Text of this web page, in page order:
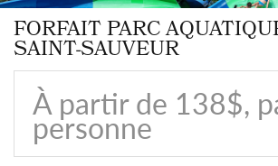
FORFAIT PARC
SAINT-SAUVEUR
À partir de 138$,
personne